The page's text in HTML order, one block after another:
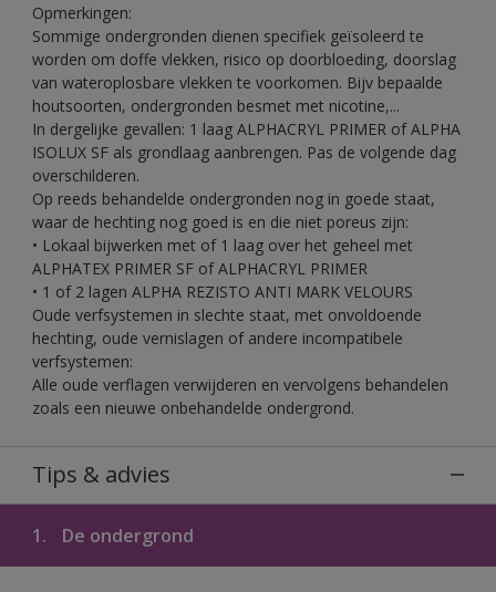
Opmerkingen:
Sommige ondergronden dienen specifiek geïsoleerd te
worden om doffe vlekken, risico op doorbloeding, doorslag
van wateroplosbare vlekken te voorkomen. Bijv bepaalde
houtsoorten, ondergronden besmet met nicotine,...
In dergelijke gevallen: 1 laag ALPHACRYL PRIMER of ALPHA
ISOLUX SF als grondlaag aanbrengen. Pas de volgende dag
overschilderen.
Op reeds behandelde ondergronden nog in goede staat,
waar de hechting nog goed is en die niet poreus zijn:
• Lokaal bijwerken met of 1 laag over het geheel met
ALPHATEX PRIMER SF of ALPHACRYL PRIMER
• 1 of 2 lagen ALPHA REZISTO ANTI MARK VELOURS
Oude verfsystemen in slechte staat, met onvoldoende
hechting, oude vernislagen of andere incompatibele
verfsystemen:
Alle oude verflagen verwijderen en vervolgens behandelen
zoals een nieuwe onbehandelde ondergrond.
Tips & advies
1. De ondergrond